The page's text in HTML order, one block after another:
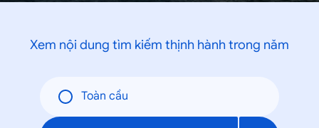
Xem nội dung tìm kiếm thịnh hành trong năm
Toàn cầu